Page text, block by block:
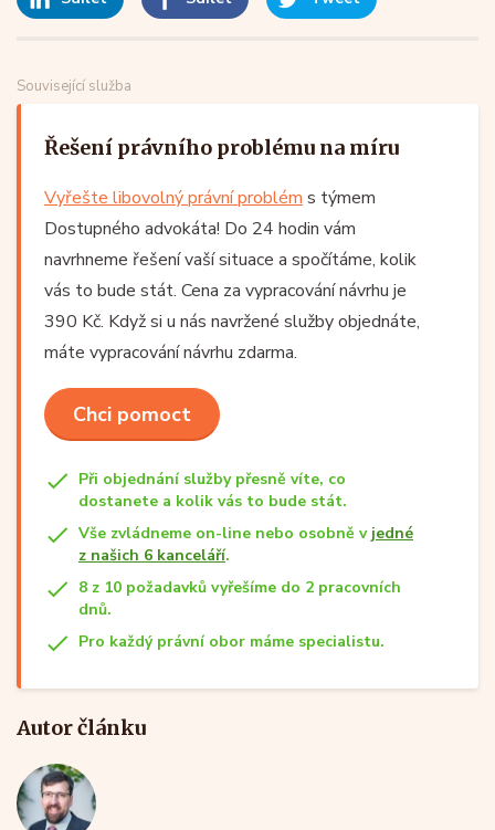
Související služba
Řešení právního problému na míru
Vyřešte libovolný právní problém s týmem
Dostupného advokáta! Do 24 hodin vám
navrhneme řešení vaší situace a spočítáme, kolik
vás to bude stát. Cena za vypracování návrhu je
390 Kč. Když si u nás navržené služby objednáte,
máte vypracování návrhu zdarma.
Chci pomoct
Při objednání služby přesně víte, co
dostanete a kolik vás to bude stát.
Vše zvládneme on-line nebo osobně v jedné
z našich 6 kanceláří.
8 z 10 požadavků vyřešíme do 2 pracovních
dnů.
Pro každý právní obor máme specialistu.
Autor článku